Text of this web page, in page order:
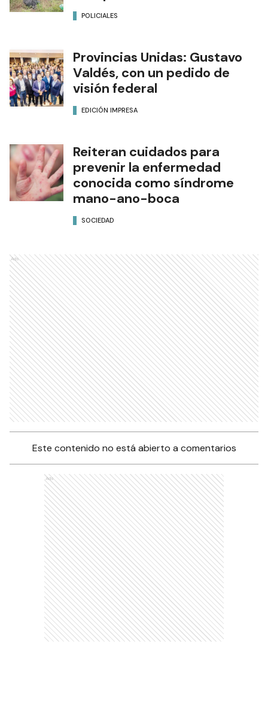
POLICIALES
Provincias Unidas: Gustavo
Valdés, con un pedido de
visión federal
EDICIÓN IMPRESA
Reiteran cuidados para
prevenir la enfermedad
conocida como síndrome
mano-ano-boca
SOCIEDAD
Ads
Este contenido no está abierto a comentarios
Ads